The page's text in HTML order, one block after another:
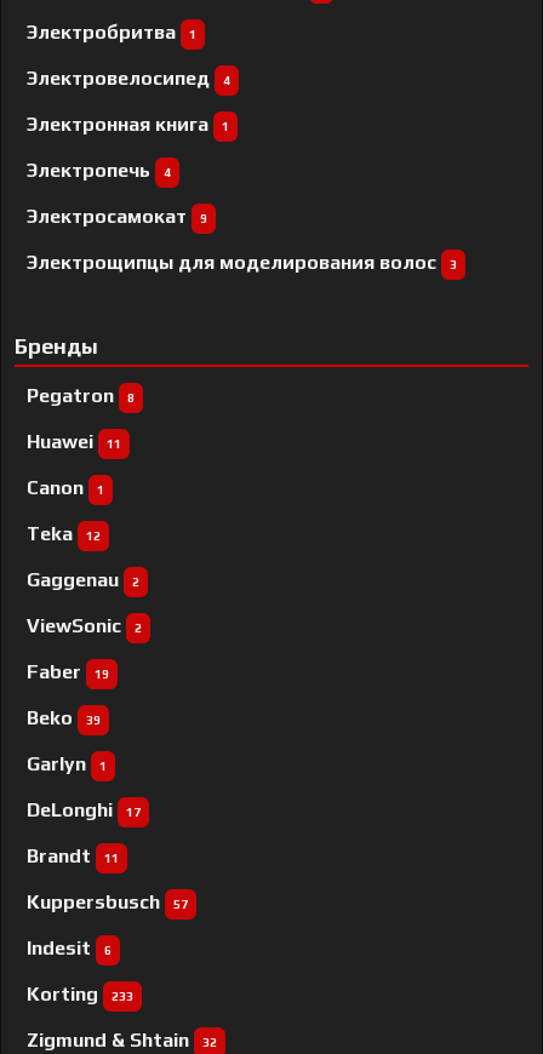
Электробритва 1
Электровелосипед 4
Электронная книга 1
Электропечь 4
Электросамокат 9
Электрощипцы для моделирования волос 3
Бренды
Pegatron 8
Huawei 11
Canon 1
Teka 12
Gaggenau 2
ViewSonic 2
Faber 19
Beko 39
Garlyn 1
DeLonghi 17
Brandt 11
Kuppersbusch 57
Indesit 6
Korting 233
Zigmund & Shtain 32